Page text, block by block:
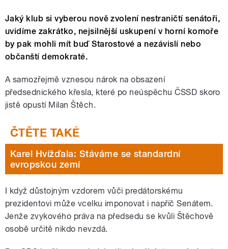
Jaký klub si vyberou nově zvolení nestraničtí senátoři,
uvidíme zakrátko, nejsilnější uskupení v horní komoře
by pak mohli mít buď Starostové a nezávislí nebo
občanští demokraté.
A samozřejmě vznesou nárok na obsazení
předsednického křesla, které po neúspěchu ČSSD skoro
jistě opustí Milan Štěch.
Karel Hvížďala: Stáváme se standardní
evropskou zemí
I když důstojným vzdorem vůči predátorskému
prezidentovi může vcelku imponovat i napříč Senátem.
Jenže zvykového práva na předsedu se kvůli Štěchově
osobě určitě nikdo nevzdá.